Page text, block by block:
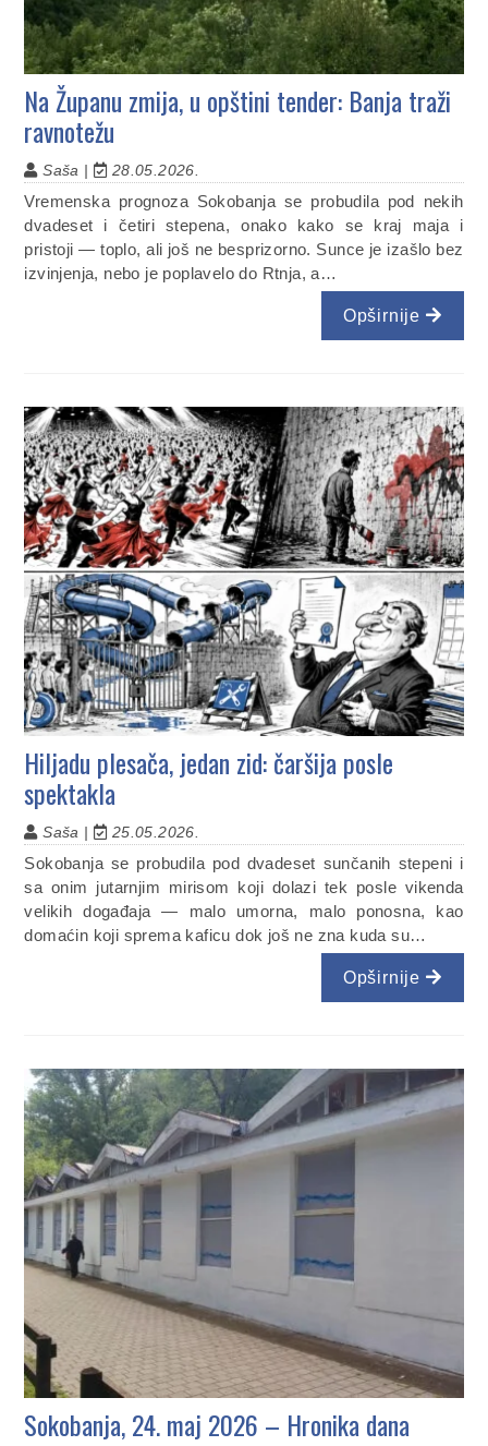
Na Županu zmija, u opštini tender: Banja traži
ravnotežu
Saša | 28.05.2026.
Vremenska prognoza Sokobanja se probudila pod nekih
dvadeset i četiri stepena, onako kako se kraj maja i
pristoji — toplo, ali još ne besprizorno. Sunce je izašlo bez
izvinjenja, nebo je poplavelo do Rtnja, a…
Opširnije
Hiljadu plesača, jedan zid: čaršija posle
spektakla
Saša | 25.05.2026.
Sokobanja se probudila pod dvadeset sunčanih stepeni i
sa onim jutarnjim mirisom koji dolazi tek posle vikenda
velikih događaja — malo umorna, malo ponosna, kao
domaćin koji sprema kaficu dok još ne zna kuda su…
Opširnije
Sokobanja, 24. maj 2026 – Hronika dana